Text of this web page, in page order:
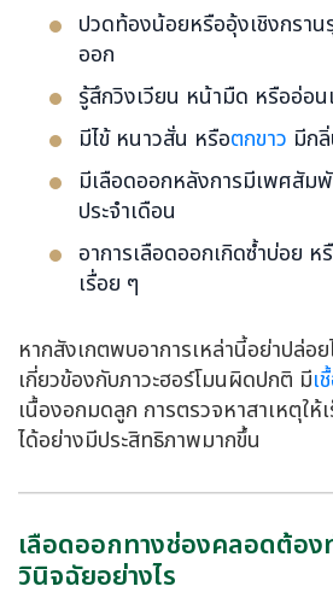
ปวดท้องน้อยหรืออุ้งเชิงกรา
ออก
รู้สึกวิงเวียน หน้ามืด หรืออ่อ
มีไข้ หนาวสั่น หรือตกขาว มีก
มีเลือดออกหลังการมีเพศสัม
ประจำเดือน
อาการเลือดออกเกิดซ้ำบ่อย
เรื่อย ๆ
หากสังเกตพบอาการเหล่านี้อย่าปล่อย
เกี่ยวข้องกับภาวะฮอร์โมนผิดปกติ มีเ
เนื้องอกมดลูก การตรวจหาสาเหตุให้
ได้อย่างมีประสิทธิภาพมากขึ้น
เลือดออกทางช่องคลอดต้อง
วินิจฉัยอย่างไร